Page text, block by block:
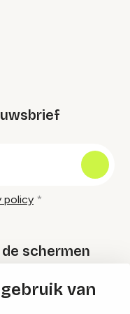
van
policy
schermen